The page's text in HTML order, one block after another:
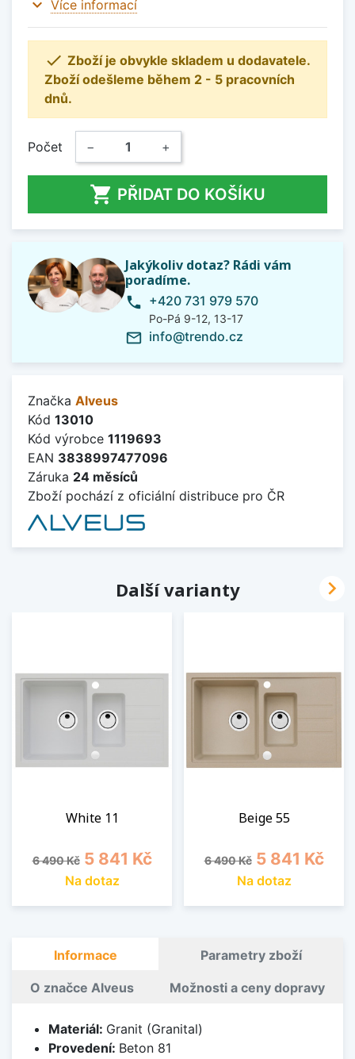
expand_more Více informací
 Zboží je obvykle skladem u dodavatele.
Zboží odešleme během 2 - 5 pracovních
dnů.
Počet − +
 PŘIDAT DO KOŠÍKU
Jakýkoliv dotaz? Rádi vám
poradíme.
phone +420 731 979 570
Po-Pá 9-12, 13-17
mail_outline info@trendo.cz
Značka Alveus
Kód 13010
Kód výrobce 1119693
EAN 3838997477096
Záruka 24 měsíců
Zboží pochází z oficiální distribuce pro ČR
Další varianty
White 11
Běžná cena
6 490 Kč Cena
5 841 Kč
Na dotaz
Beige 55
Běžná cena
6 490 Kč Cena
5 841 Kč
Na dotaz

Informace Parametry zboží
O značce Alveus Možnosti a ceny dopravy
Materiál: Granit (Granital)
Provedení: Beton 81